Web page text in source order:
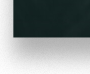
Академия
Как поступить